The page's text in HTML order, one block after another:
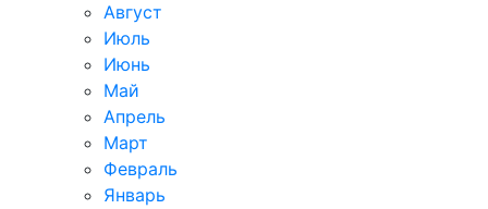
Август
Июль
Июнь
Май
Апрель
Март
Февраль
Январь